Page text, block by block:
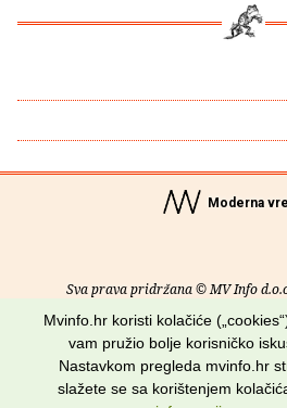
Moderna
Sva prava pridržana © MV Info
O nama• Pomoć• Uvjeti
Potraži nas na:
Mvinfo.hr koristi kolačiće
vam pružio bolje korisničko
Nastavkom pregleda mvinfo.hr
slažete se sa korištenjem